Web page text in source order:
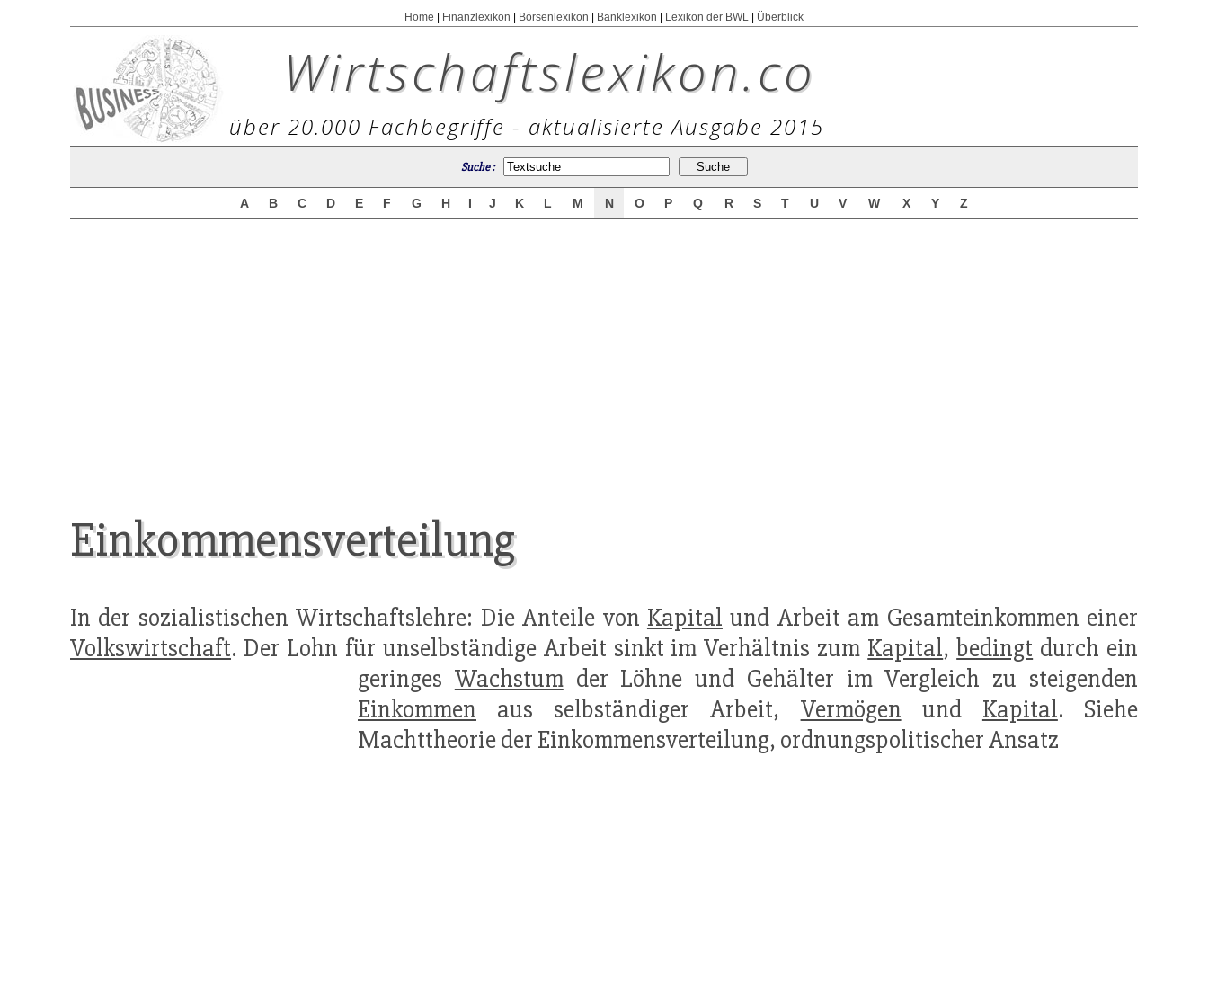
Home Finanzlexikon Börsenlexikon Banklexikon Lexikon der BWL Überblick
Wirtschaftslexikon.co
über 20.000 Fachbegriffe - aktualisierte Ausgabe 2015
Suche :
A B C D E F G H I J K L M N O P Q R S T U V W X Y Z
Einkommensverteilung
In der sozialistischen Wirtschaftslehre: Die Anteile von Kapital und Arbeit am Gesamteinkommen einer
Volkswirtschaft. Der Lohn für unselbständige Arbeit sinkt im Verhältnis zum Kapital,bedingt durch ein
geringes Wachstumder Löhne und Gehälter im Vergleich zu steigenden
Einkommen aus selbständiger Arbeit, Vermögen und Kapital. Siehe
Machttheorie der Einkommensverteilung, ordnungspolitischer Ansatz